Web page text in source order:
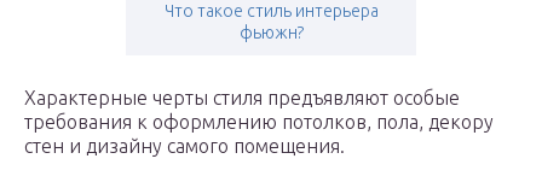
Что такое стиль интерьера
фьюжн?
Характерные черты стиля предъявляют особые
требования к оформлению потолков, пола, декору
стен и дизайну самого помещения.